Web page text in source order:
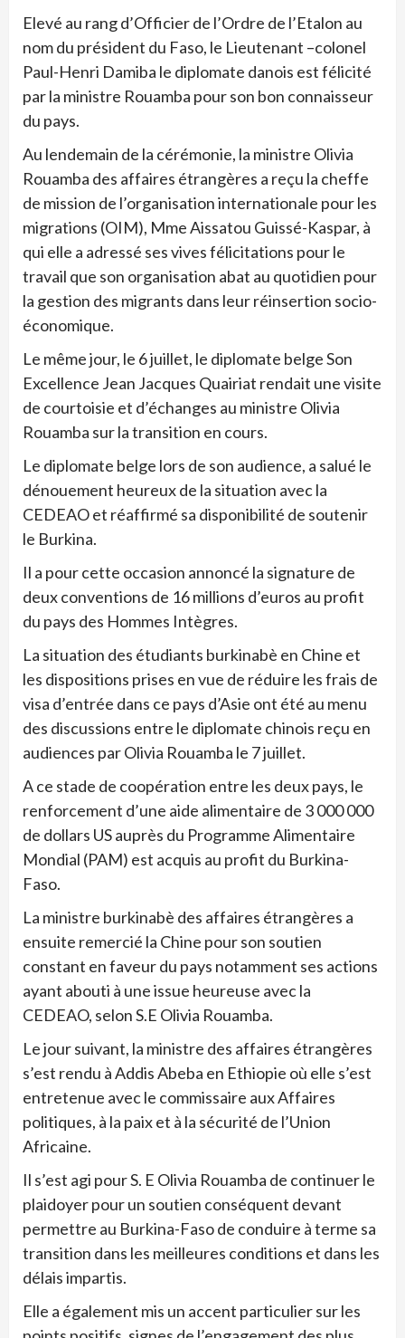
Elevé au rang d’Officier de l’Ordre de l’Etalon au
nom du président du Faso, le Lieutenant –colonel
Paul-Henri Damiba le diplomate danois est félicité
par la ministre Rouamba pour son bon connaisseur
du pays.
Au lendemain de la cérémonie, la ministre Olivia
Rouamba des affaires étrangères a reçu la cheffe
de mission de l’organisation internationale pour les
migrations (OIM), Mme Aissatou Guissé-Kaspar, à
qui elle a adressé ses vives félicitations pour le
travail que son organisation abat au quotidien pour
la gestion des migrants dans leur réinsertion socio-
économique.
Le même jour, le 6 juillet, le diplomate belge Son
Excellence Jean Jacques Quairiat rendait une visite
de courtoisie et d’échanges au ministre Olivia
Rouamba sur la transition en cours.
Le diplomate belge lors de son audience, a salué le
dénouement heureux de la situation avec la
CEDEAO et réaffirmé sa disponibilité de soutenir
le Burkina.
Il a pour cette occasion annoncé la signature de
deux conventions de 16 millions d’euros au profit
du pays des Hommes Intègres.
La situation des étudiants burkinabè en Chine et
les dispositions prises en vue de réduire les frais de
visa d’entrée dans ce pays d’Asie ont été au menu
des discussions entre le diplomate chinois reçu en
audiences par Olivia Rouamba le 7 juillet.
A ce stade de coopération entre les deux pays, le
renforcement d’une aide alimentaire de 3 000 000
de dollars US auprès du Programme Alimentaire
Mondial (PAM) est acquis au profit du Burkina-
Faso.
La ministre burkinabè des affaires étrangères a
ensuite remercié la Chine pour son soutien
constant en faveur du pays notamment ses actions
ayant abouti à une issue heureuse avec la
CEDEAO, selon S.E Olivia Rouamba.
Le jour suivant, la ministre des affaires étrangères
s’est rendu à Addis Abeba en Ethiopie où elle s’est
entretenue avec le commissaire aux Affaires
politiques, à la paix et à la sécurité de l’Union
Africaine.
Il s’est agi pour S. E Olivia Rouamba de continuer le
plaidoyer pour un soutien conséquent devant
permettre au Burkina-Faso de conduire à terme sa
transition dans les meilleures conditions et dans les
délais impartis.
Elle a également mis un accent particulier sur les